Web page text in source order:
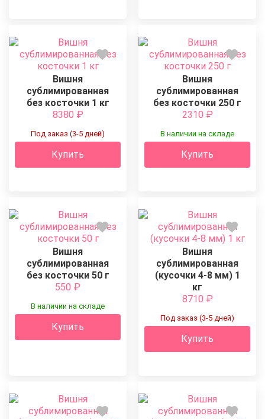
Вишня
сублимированная
без косточки 1 кг
8380 ₽
Под заказ (3-5 дней)
Купить
Вишня
сублимированная
без косточки 250 г
2310 ₽
В наличии на складе
Купить
Вишня
сублимированная
без косточки 50 г
550 ₽
В наличии на складе
Купить
Вишня
сублимированная
(кусочки 4-8 мм) 1
кг
8710 ₽
Под заказ (3-5 дней)
Купить